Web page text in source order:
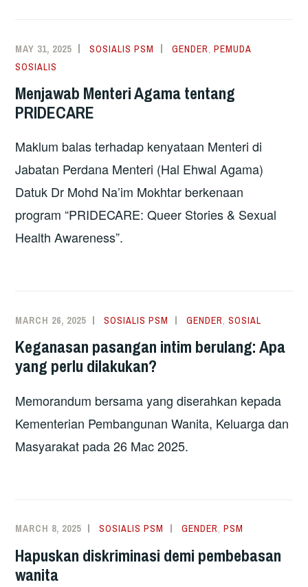
MAY 31, 2025 SOSIALIS PSM GENDER,PEMUDA
SOSIALIS
Menjawab Menteri Agama tentang
PRIDECARE
Maklum balas terhadap kenyataan Menteri di
Jabatan Perdana Menteri (Hal Ehwal Agama)
Datuk Dr Mohd Na’im Mokhtar berkenaan
program “PRIDECARE: Queer Stories & Sexual
Health Awareness”.
MARCH 26, 2025 SOSIALIS PSM GENDER,SOSIAL
Keganasan pasangan intim berulang: Apa
yang perlu dilakukan?
Memorandum bersama yang diserahkan kepada
Kementerian Pembangunan Wanita, Keluarga dan
Masyarakat pada 26 Mac 2025.
MARCH 8, 2025 SOSIALIS PSM GENDER,PSM
Hapuskan diskriminasi demi pembebasan
wanita